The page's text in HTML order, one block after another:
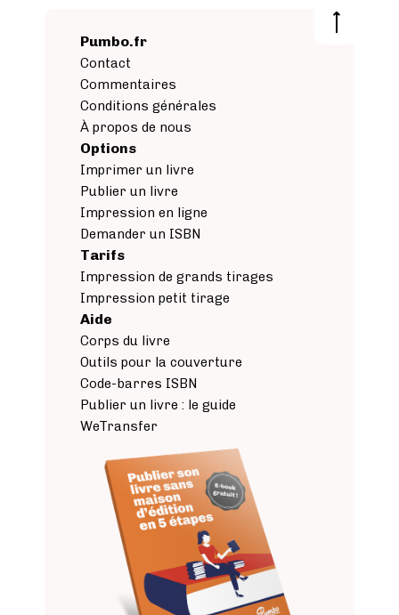
Pumbo.fr
Contact
Commentaires
Conditions générales
À propos de nous
Options
Imprimer un livre
Publier un livre
Impression en ligne
Demander un ISBN
Tarifs
Impression de grands tirages
Impression petit tirage
Aide
Corps du livre
Outils pour la couverture
Code-barres ISBN
Publier un livre : le guide
WeTransfer